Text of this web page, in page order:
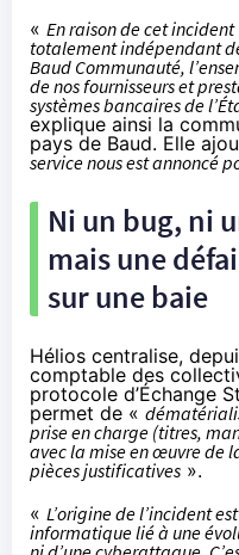
« En raison de cet
totalement indépendant
Baud Communauté,
de nos fournisseurs et
systèmes bancaires de
explique ainsi la
pays de Baud. Elle
service nous est annoncé
Ni un bug, ni
mais une
sur une baie
Hélios centralise,
comptable des
protocole d’Échange
permet de «
prise en charge (titres,
avec la mise en œuvre de
pièces justificatives ».
« L’origine de l’incident
informatique lié à une